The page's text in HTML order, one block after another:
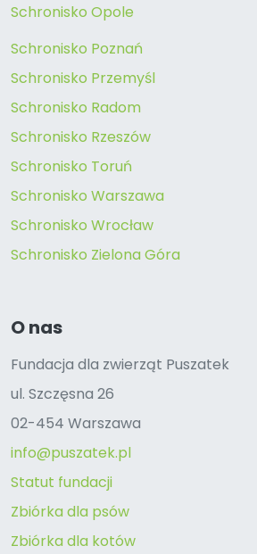
Schronisko Opole
Schronisko Poznań
Schronisko Przemyśl
Schronisko Radom
Schronisko Rzeszów
Schronisko Toruń
Schronisko Warszawa
Schronisko Wrocław
Schronisko Zielona Góra
O nas
Fundacja dla zwierząt Puszatek
ul. Szczęsna 26
02-454 Warszawa
info@puszatek.pl
Statut fundacji
Zbiórka dla psów
Zbiórka dla kotów